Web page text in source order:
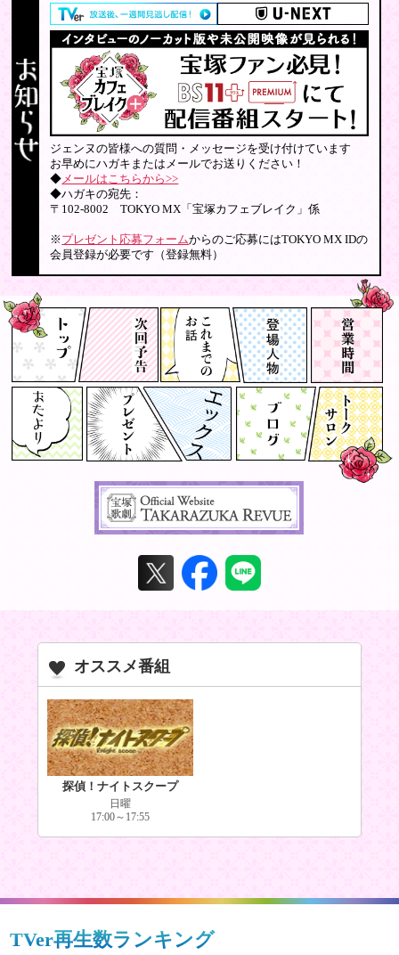
ジェンヌの皆様への質問・メッセージを受け付けています
お早めにハガキまたはメールでお送りください！
◆メールはこちらから>>
◆ハガキの宛先：
〒102-8002 TOKYO MX「宝塚カフェブレイク」係
※ プレゼント応募フォームからのご応募にはTOKYO MX IDの
会員登録が必要です（登録無料）
オススメ番組
探偵！ナイトスクープ
日曜
17:00～17:55
TVer再生数ランキング